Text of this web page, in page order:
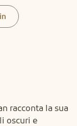
racconta la sua
oscuri e